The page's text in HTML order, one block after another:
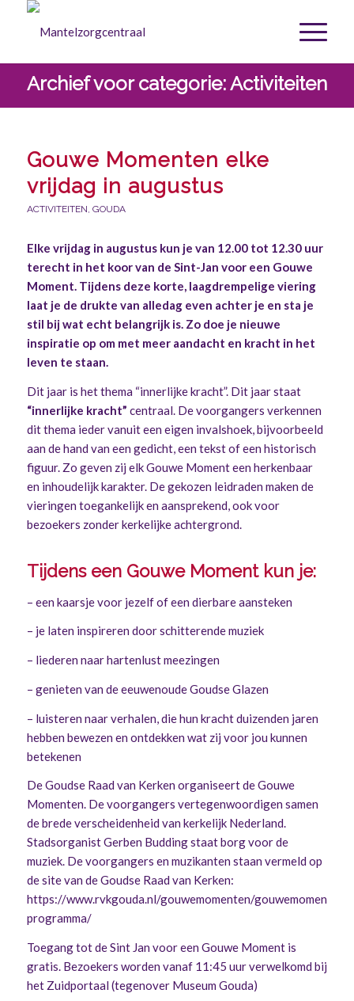
Archief voor categorie: Activiteiten
Gouwe Momenten elke
vrijdag in augustus
ACTIVITEITEN, GOUDA
Elke vrijdag in augustus kun je van 12.00 tot 12.30 uur
terecht in het koor van de Sint-Jan voor een Gouwe
Moment. Tijdens deze korte, laagdrempelige viering
laat je de drukte van alledag even achter je en sta je
stil bij wat echt belangrijk is. Zo doe je nieuwe
inspiratie op om met meer aandacht en kracht in het
leven te staan.
Dit jaar is het thema “innerlijke kracht”. Dit jaar staat
“innerlijke kracht” centraal. De voorgangers verkennen
dit thema ieder vanuit een eigen invalshoek, bijvoorbeeld
aan de hand van een gedicht, een tekst of een historisch
figuur. Zo geven zij elk Gouwe Moment een herkenbaar
en inhoudelijk karakter. De gekozen leidraden maken de
vieringen toegankelijk en aansprekend, ook voor
bezoekers zonder kerkelijke achtergrond.
Tijdens een Gouwe Moment kun je:
– een kaarsje voor jezelf of een dierbare aansteken
– je laten inspireren door schitterende muziek
– liederen naar hartenlust meezingen
– genieten van de eeuwenoude Goudse Glazen
– luisteren naar verhalen, die hun kracht duizenden jaren
hebben bewezen en ontdekken wat zij voor jou kunnen
betekenen
De Goudse Raad van Kerken organiseert de Gouwe
Momenten. De voorgangers vertegenwoordigen samen
de brede verscheidenheid van kerkelijk Nederland.
Stadsorganist Gerben Budding staat borg voor de
muziek. De voorgangers en muzikanten staan vermeld op
de site van de Goudse Raad van Kerken:
https://www.rvkgouda.nl/gouwemomenten/gouwemomenten-
programma/
Toegang tot de Sint Jan voor een Gouwe Moment is
gratis. Bezoekers worden vanaf 11:45 uur verwelkomd bij
het Zuidportaal (tegenover Museum Gouda)